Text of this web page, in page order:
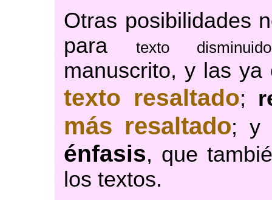
Otras posibilidades
paratexto disminuido
manuscrito, y las ya
texto resaltado;
más resaltado; y
énfasis, que
los textos.